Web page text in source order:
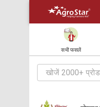
सभी फसलें